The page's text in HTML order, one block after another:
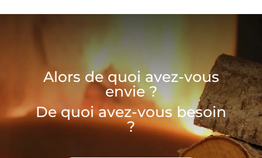
Alors de quoi avez-vous
envie ?
De quoi avez-vous besoin
?